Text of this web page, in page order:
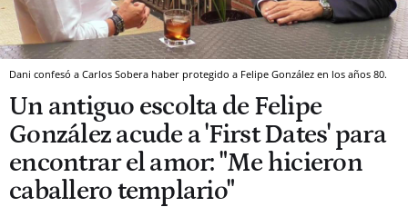
Dani confesó a Carlos Sobera haber protegido a Felipe González en los años 80.
Un antiguo escolta de Felipe
González acude a 'First Dates' para
encontrar el amor: "Me hicieron
caballero templario"